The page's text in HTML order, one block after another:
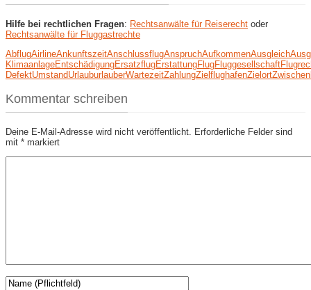
Hilfe bei rechtlichen Fragen: Rechtsanwälte für Reiserecht oder
Rechtsanwälte für Fluggastrechte
AbflugAirlineAnkunftszeitAnschlussflugAnspruchAufkommenAusgleich
KlimaanlageEntschädigungErsatzflugErstattungFlugFluggesellschaft
DefektUmstandUrlauburlauberWartezeitZahlungZielflughafenZielort
Kommentar schreiben
Deine E-Mail-Adresse wird nicht veröffentlicht. Erforderliche Felder sind
mit * markiert